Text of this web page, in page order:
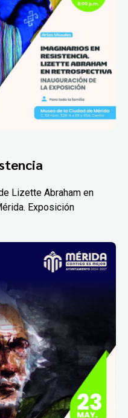
Lizette Abraham en
Exposición